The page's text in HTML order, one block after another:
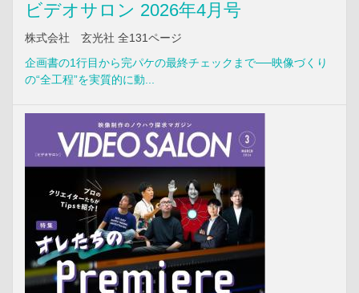
ビデオサロン 2026年4月号
株式会社 玄光社 全131ページ
企画書の1行目から完パケの最終チェックまで──映像づくり
の“全工程”を実質的に動...